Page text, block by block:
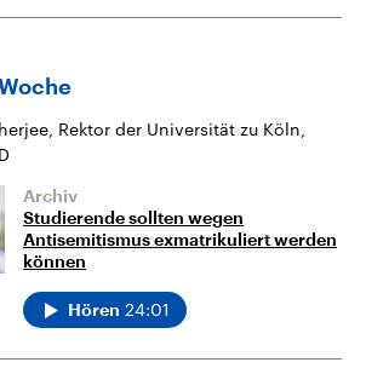
Rektor der Universität zu Köln,
Archiv
Studierende sollten wegen
Antisemitismus exmatrikuliert werden
können
Hören 24:01